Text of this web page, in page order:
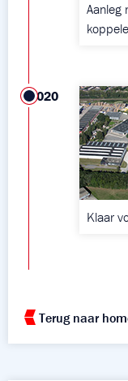
Aanleg
2020
Klaar
Terug naar